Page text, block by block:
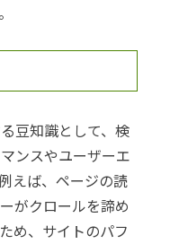
豆知識として、検
ンスやユーザーエ
えば、ページの読
がクロールを諦め
め、サイトのパフ